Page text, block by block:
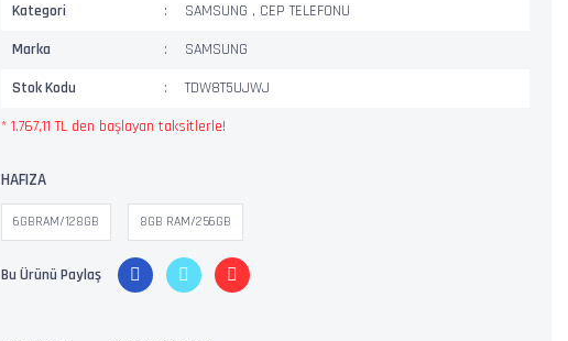
Kategori SAMSUNG , CEP TELEFONU
Marka
SAMSUNG
Stok Kodu
TDW8T5UJWJ
* 1.767,11 TL den başlayan taksitlerle!
HAFIZA
6GBRAM/128GB 8GB RAM/256GB
Bu Ürünü Paylaş